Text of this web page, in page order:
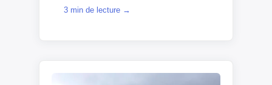
3 min de lecture →